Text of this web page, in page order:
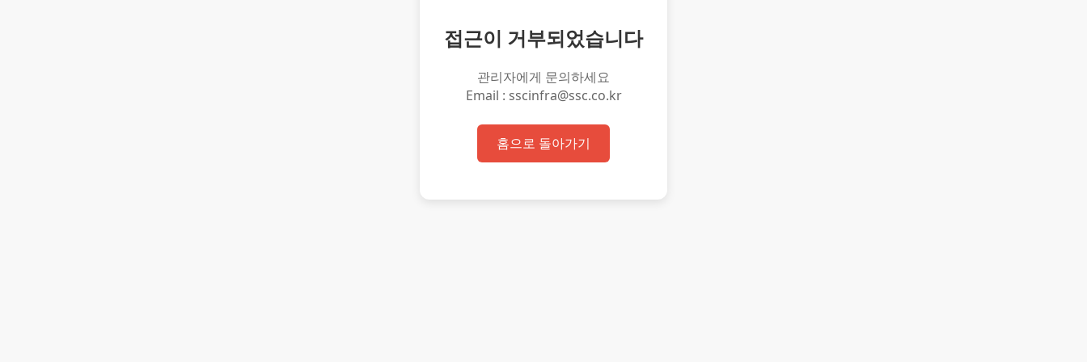
접근이 거부되었습니다
관리자에게 문의하세요
Email : sscinfra@ssc.co.kr
홈으로 돌아가기